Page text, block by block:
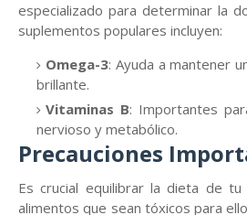
especializado para determinar la
suplementos populares incluyen:
Omega-3: Ayuda a mantener
brillante.
Vitaminas B: Importantes
nervioso y metabólico.
Precauciones
Es crucial equilibrar la dieta de
alimentos que sean tóxicos para